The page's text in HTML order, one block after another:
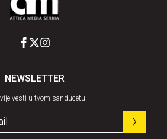
NEWSLETTER
vesti u tvom sanducetu!